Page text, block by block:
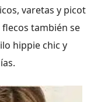
varetas y picot
también se
hippie chic y